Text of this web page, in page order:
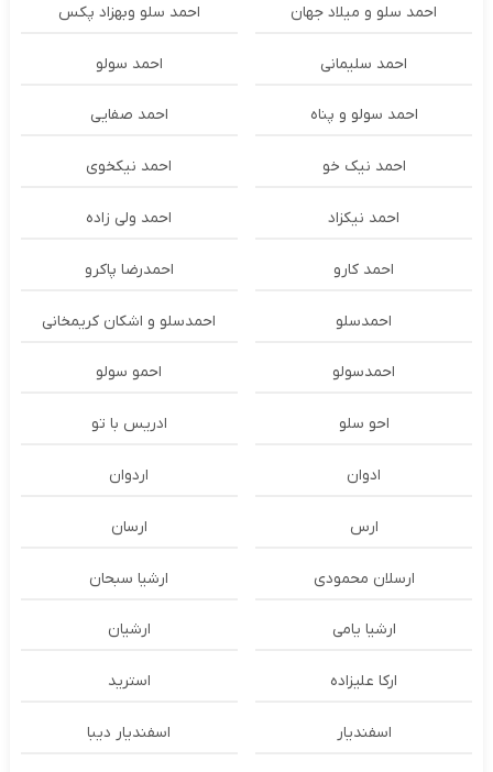
احمد سلو و میلاد جهان احمد سلو وبهزاد پکس
احمد سلیمانی احمد سولو
احمد سولو و پناه احمد صفایی
احمد نیک خو احمد نیکخوی
احمد نیکزاد احمد ولی زاده
احمد کارو احمدرضا پاکرو
احمدسلو احمدسلو و اشکان کریمخانی
احمدسولو احمو سولو
احو سلو ادریس با تو
ادوان اردوان
ارس ارسان
ارسلان محمودی ارشیا سبحان
ارشیا یامی ارشیان
ارکا علیزاده استرید
اسفندیار اسفندیار دیبا